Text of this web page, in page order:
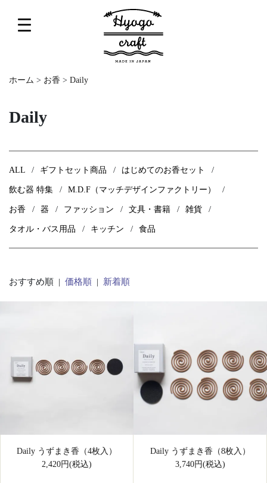
ホーム > お香 > Daily
Daily
ALL ギフトセット商品 はじめてのお香セット
飲む器 特集 M.D.F（マッチデザインファクトリー）
お香 器 ファッション 文具・書籍 雑貨
タオル・バス用品 キッチン 食品
おすすめ順 | 価格順 | 新着順
Daily うずまき香（4枚入）
2,420円(税込)
Daily うずまき香（8枚入）
3,740円(税込)